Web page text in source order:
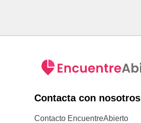
Contacta con nosotros
Contacto EncuentreAbierto